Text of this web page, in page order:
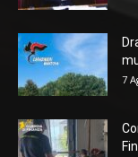
7